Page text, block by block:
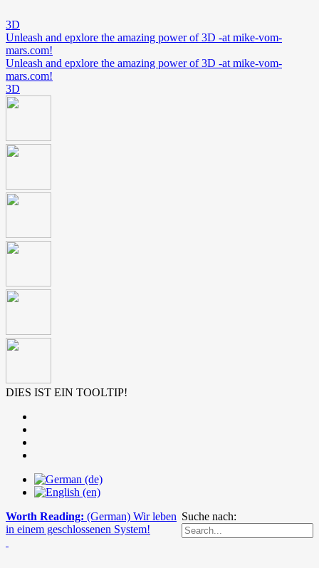
3D
Unleash and epxlore the amazing power of 3D -at mike-vom-
mars.com!
Unleash and epxlore the amazing power of 3D -at mike-vom-
mars.com!
3D
DIES IST EIN TOOLTIP!
Suche nach:
Worth Reading: (German) Wir leben
in einem geschlossenen System!